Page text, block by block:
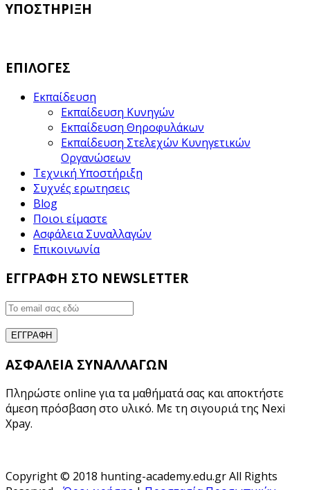
ΥΠΟΣΤΗΡΙΞΗ
ΕΠΙΛΟΓΕΣ
Εκπαίδευση
Εκπαίδευση Κυνηγών
Εκπαίδευση Θηροφυλάκων
Εκπαίδευση Στελεχών Κυνηγετικών
Οργανώσεων
Τεχνική Υποστήριξη
Συχνές ερωτησεις
Blog
Ποιοι είμαστε
Ασφάλεια Συναλλαγών
Επικοινωνία
ΕΓΓΡΑΦΗ ΣΤΟ NEWSLETTER
ΑΣΦΑΛΕΙΑ ΣΥΝΑΛΛΑΓΩΝ
Πληρώστε online για τα μαθήματά σας και αποκτήστε
άμεση πρόσβαση στο υλικό. Με τη σιγουριά της Nexi
Xpay.
Copyright © 2018 hunting-academy.edu.gr All Rights